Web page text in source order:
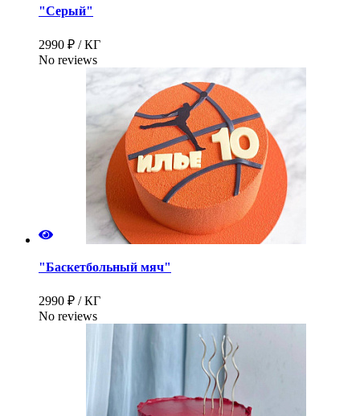
"Серый"
2990 ₽ / КГ
No reviews
"Баскетбольный мяч"
2990 ₽ / КГ
No reviews